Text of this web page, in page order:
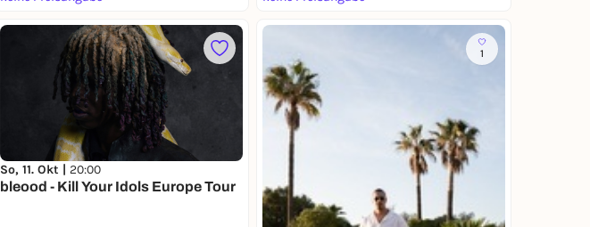
So, 11. Okt | 20:00
bleood - Kill Your Idols Europe Tour
1